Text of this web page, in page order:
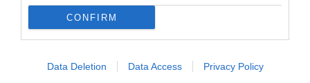
CONFIRM
Data Deletion Data Access Privacy Policy